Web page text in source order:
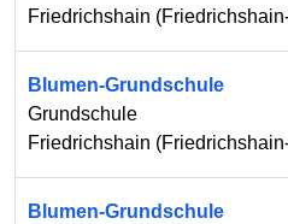
Friedrichshain (
Blumen-Grundschule
Grundschule
Friedrichshain (
Blumen-Grundschule